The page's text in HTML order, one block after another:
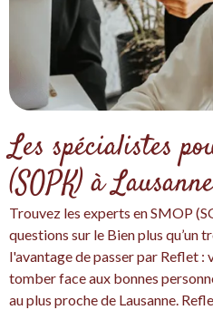
Les spécialistes
(SOPK) à Lausanne
Trouvez les experts en SMOP
questions sur le Bien plus qu’un
l'avantage de passer par Reflet :
tomber face aux bonnes
au plus proche de Lausanne.